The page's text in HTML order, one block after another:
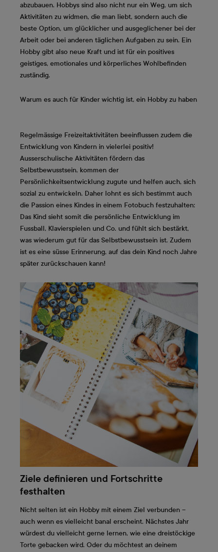
abzubauen. Hobbys sind also nicht nur ein Weg, um sich
Aktivitäten zu widmen, die man liebt, sondern auch die
beste Option, um glücklicher und ausgeglichener bei der
Arbeit oder bei anderen täglichen Aufgaben zu sein. Ein
Hobby gibt also neue Kraft und ist für ein positives
geistiges, emotionales und körperliches Wohlbefinden
zuständig.
Warum es auch für Kinder wichtig ist, ein Hobby zu haben
Regelmässige Freizeitaktivitäten beeinflussen zudem die
Entwicklung von Kindern in vielerlei positiv!
Ausserschulische Aktivitäten fördern das
Selbstbewusstsein, kommen der
Persönlichkeitsentwicklung zugute und helfen auch, sich
sozial zu entwickeln. Daher lohnt es sich bestimmt auch
die Passion eines Kindes in einem Fotobuch festzuhalten:
Das Kind sieht somit die persönliche Entwicklung im
Fussball, Klavierspielen und Co. und fühlt sich bestärkt,
was wiederum gut für das Selbstbewusstsein ist. Zudem
ist es eine süsse Erinnerung, auf das dein Kind noch Jahre
später zurückschauen kann!
Ziele definieren und Fortschritte
festhalten
Nicht selten ist ein Hobby mit einem Ziel verbunden –
auch wenn es vielleicht banal erscheint. Nächstes Jahr
würdest du vielleicht gerne lernen, wie eine dreistöckige
Torte gebacken wird. Oder du möchtest an deinem